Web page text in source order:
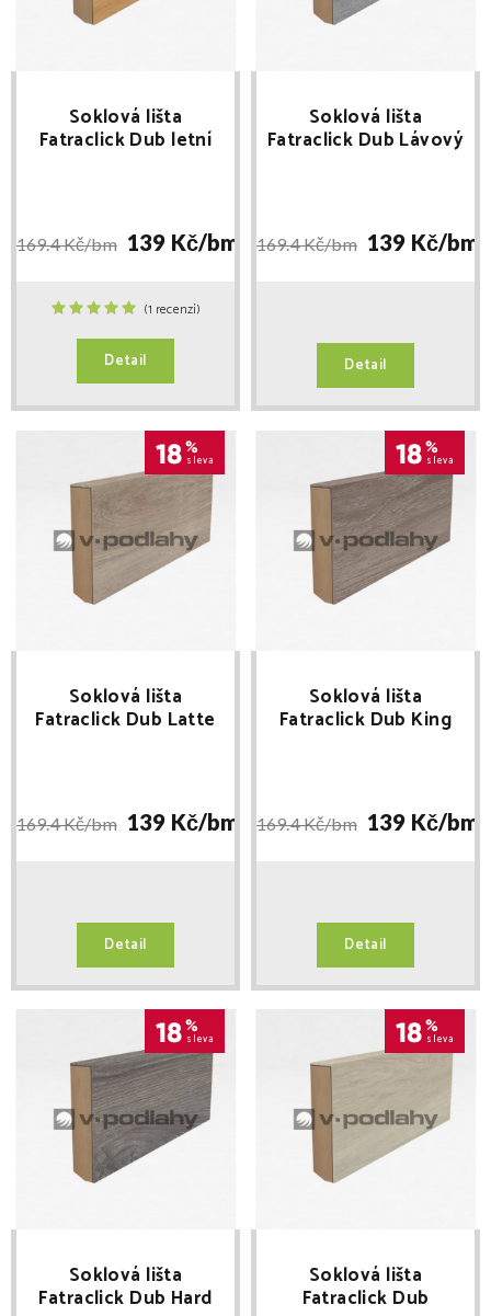
Soklová lišta
Fatraclick Dub letní
169.4 Kč/bm 139 Kč/bm
(1 recenzí)
Detail
Soklová lišta
Fatraclick Dub Lávový
169.4 Kč/bm 139 Kč/bm
Detail
18%
sleva
Soklová lišta
Fatraclick Dub Latte
169.4 Kč/bm 139 Kč/bm
Detail
18%
sleva
Soklová lišta
Fatraclick Dub King
169.4 Kč/bm 139 Kč/bm
Detail
18%
sleva
Soklová lišta
Fatraclick Dub Hard
18%
sleva
Soklová lišta
Fatraclick Dub